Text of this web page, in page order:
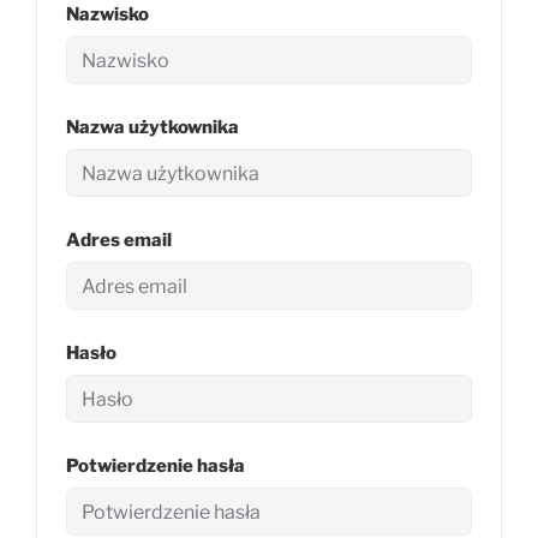
Nazwisko
Nazwa użytkownika
Adres email
Hasło
Potwierdzenie hasła